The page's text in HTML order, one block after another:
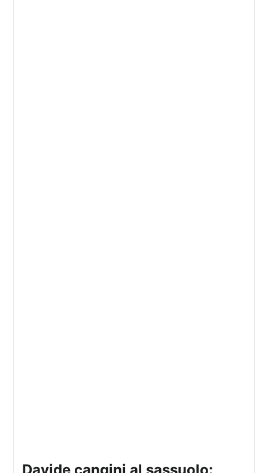
davide cangini al sassuolo: